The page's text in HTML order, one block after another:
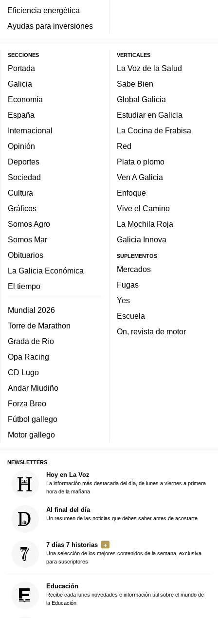
Eficiencia energética
Ayudas para inversiones
SECCIONES
Portada
Galicia
Economía
España
Internacional
Opinión
Deportes
Sociedad
Cultura
Gráficos
Somos Agro
Somos Mar
Obituarios
La Galicia Económica
El tiempo
Mundial 2026
Torre de Marathon
Grada de Río
Opa Racing
CD Lugo
Andar Miudiño
Forza Breo
Fútbol gallego
Motor gallego
VERTICALES
La Voz de la Salud
Sabe Bien
Global Galicia
Estudiar en Galicia
La Cocina de Frabisa
Red
Plata o plomo
Ven A Galicia
Enfoque
Vive el Camino
La Mochila Roja
Galicia Innova
SUPLEMENTOS
Mercados
Fugas
Yes
Escuela
On, revista de motor
NEWSLETTERS
Hoy en La Voz
La información más destacada del día, de lunes a viernes a primera
hora de la mañana
Al final del día
Un resumen de las noticias que debes saber antes de acostarte
7 días 7 historias
Una selección de los mejores contenidos de la semana, exclusiva
para suscriptores
Educación
Recibe cada lunes novedades e información útil sobre el mundo de
la Educación